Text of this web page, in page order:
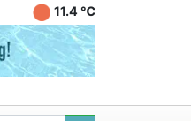
11.4 ℃